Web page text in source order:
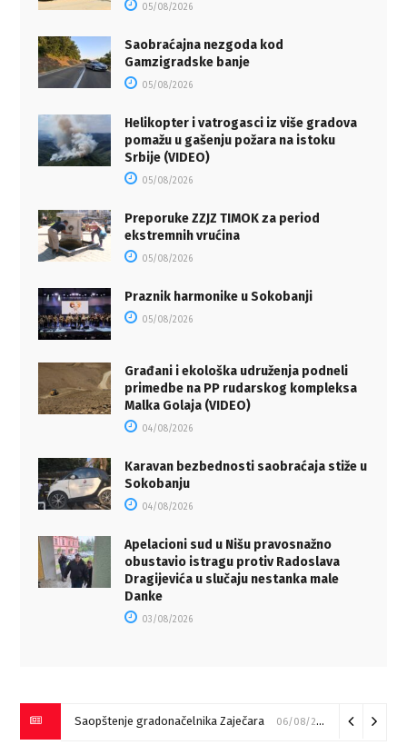
05/08/2026
Saobraćajna nezgoda kod
Gamzigradske banje
05/08/2026
Helikopter i vatrogasci iz više gradova
pomažu u gašenju požara na istoku
Srbije (VIDEO)
05/08/2026
Preporuke ZZJZ TIMOK za period
ekstremnih vrućina
05/08/2026
Praznik harmonike u Sokobanji
05/08/2026
Građani i ekološka udruženja podneli
primedbe na PP rudarskog kompleksa
Malka Golaja (VIDEO)
04/08/2026
Karavan bezbednosti saobraćaja stiže u
Sokobanju
04/08/2026
Apelacioni sud u Nišu pravosnažno
obustavio istragu protiv Radoslava
Dragijevića u slučaju nestanka male
Danke
03/08/2026
Saopštenje gradonačelnika Zaječara 06/08/2026